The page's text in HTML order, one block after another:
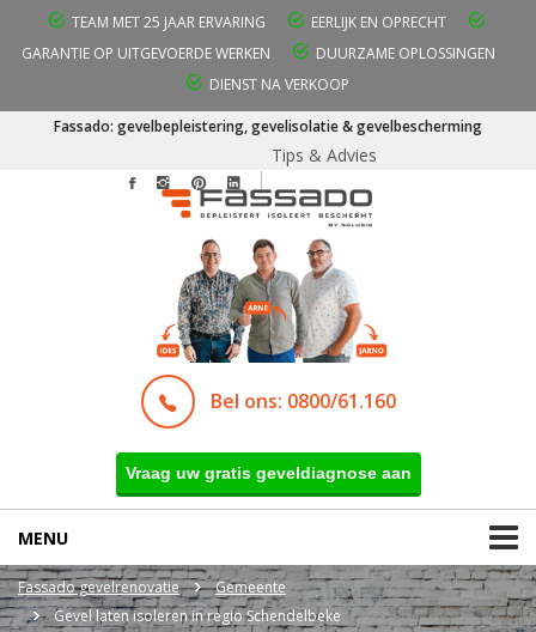
TEAM MET 25 JAAR ERVARING
EERLIJK EN OPRECHT
GARANTIE OP UITGEVOERDE WERKEN
DUURZAME OPLOSSINGEN
DIENST NA VERKOOP
Fassado: gevelbepleistering, gevelisolatie & gevelbescherming
Tips & Advies
Bel ons: 0800/61.160
Vraag uw gratis geveldiagnose aan
MENU
Fassado gevelrenovatie
Gemeente
Gevel laten isoleren in regio Schendelbeke